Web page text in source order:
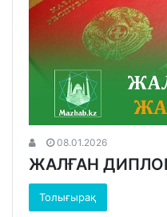
08.01.2026
ЖАЛҒАН
Толығырақ